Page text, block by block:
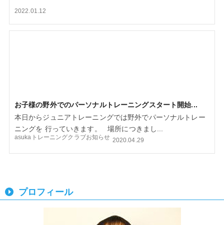
2022.01.12
お子様の野外でのパーソナルトレーニングスタート開始...
本日からジュニアトレーニングでは野外でパーソナルトレー
ニングを 行っていきます。 場所につきまし...
asukaトレーニングクラブお知らせ 2020.04.29
プロフィール